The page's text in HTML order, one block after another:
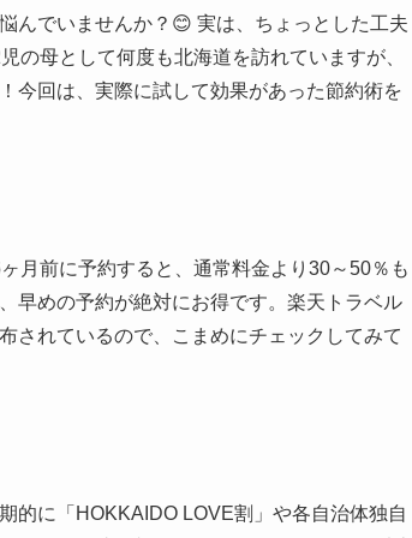
んでいませんか？😊 実は、ちょっとした工夫
の母として何度も北海道を訪れていますが、
今回は、実際に試して効果があった節約術を
月前に予約すると、通常料金より30～50％も
早めの予約が絶対にお得です。楽天トラベル
されているので、こまめにチェックしてみて
的に「HOKKAIDO LOVE割」や各自治体独自